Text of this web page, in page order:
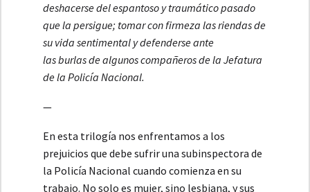
deshacerse del espantoso y traumático pasado
que la persigue; tomar con firmeza las riendas de
su vida sentimental y defenderse ante
las burlas de algunos compañeros de la Jefatura
de la Policía Nacional.
—
En esta trilogía nos enfrentamos a los
prejuicios que debe sufrir una subinspectora de
la Policía Nacional cuando comienza en su
trabajo. No solo es mujer, sino lesbiana, y sus